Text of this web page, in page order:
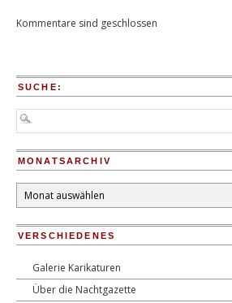
Kommentare sind geschlossen
SUCHE:
MONATSARCHIV
Monatsarchiv
VERSCHIEDENES
Galerie Karikaturen
Über die Nachtgazette